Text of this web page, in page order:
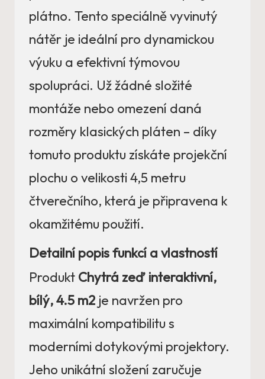
plátno. Tento speciálně vyvinutý
nátěr je ideální pro dynamickou
výuku a efektivní týmovou
spolupráci. Už žádné složité
montáže nebo omezení daná
rozměry klasických pláten – díky
tomuto produktu získáte projekční
plochu o velikosti 4,5 metru
čtverečního, která je připravena k
okamžitému použití.
Detailní popis funkcí a vlastností
Produkt Chytrá zeď interaktivní,
bílý, 4.5 m2 je navržen pro
maximální kompatibilitu s
moderními dotykovými projektory.
Jeho unikátní složení zaručuje